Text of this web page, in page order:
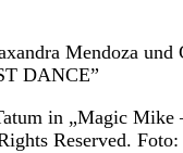
in „Magic
Reserved.